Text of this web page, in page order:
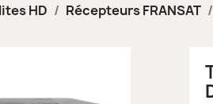
HD Récepteurs FRANSAT